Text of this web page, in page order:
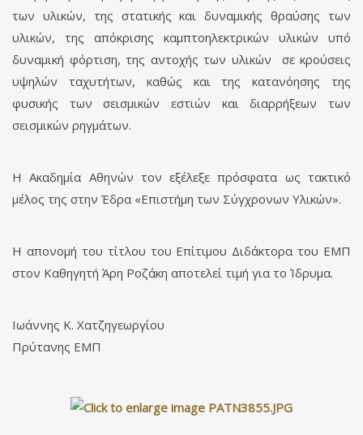
των υλικών, της στατικής και δυναμικής θραύσης των
υλικών, της απόκρισης καμπτοηλεκτρικών υλικών υπό
δυναμική φόρτιση, της αντοχής των υλικών σε κρούσεις
υψηλών ταχυτήτων, καθώς και της κατανόησης της
φυσικής των σεισμικών εστιών και διαρρήξεων των
σεισμικών ρηγμάτων.
Η Ακαδημία Αθηνών τον εξέλεξε πρόσφατα ως τακτικό
μέλος της στην Έδρα «Επιστήμη των Σύγχρονων Υλικών».
Η απονομή του τίτλου του Επίτιμου Διδάκτορα του ΕΜΠ
στον Καθηγητή Άρη Ροζάκη αποτελεί τιμή για το Ίδρυμα.
Ιωάννης Κ. Χατζηγεωργίου
Πρύτανης ΕΜΠ